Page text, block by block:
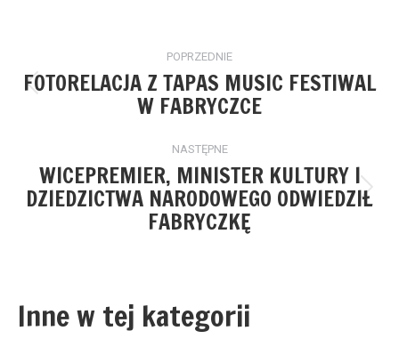
wpisów
POPRZEDNIE
Poprzedni
wpis:
FOTORELACJA Z TAPAS MUSIC FESTIWAL
W FABRYCZCE
NASTĘPNE
Następny
wpis:
WICEPREMIER, MINISTER KULTURY I
DZIEDZICTWA NARODOWEGO ODWIEDZIŁ
FABRYCZKĘ
Inne w tej kategorii